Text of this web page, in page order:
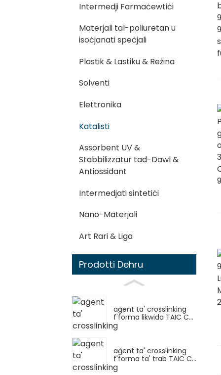
Intermedji Farmaċewtiċi
Materjali tal-poliuretan u
isoċjanati speċjali
Plastik & Lastiku & Reżina
Solventi
Elettronika
Katalisti
Assorbent UV &
Stabbilizzatur tad-Dawl &
Antiossidant
Intermedjati sintetiċi
Nano-Materjali
Art Rari & Liga
Prodotti Dehru
aġent ta' crosslinking
f'forma likwida TAIC C...
aġent ta' crosslinking
f'forma ta' trab TAIC C...